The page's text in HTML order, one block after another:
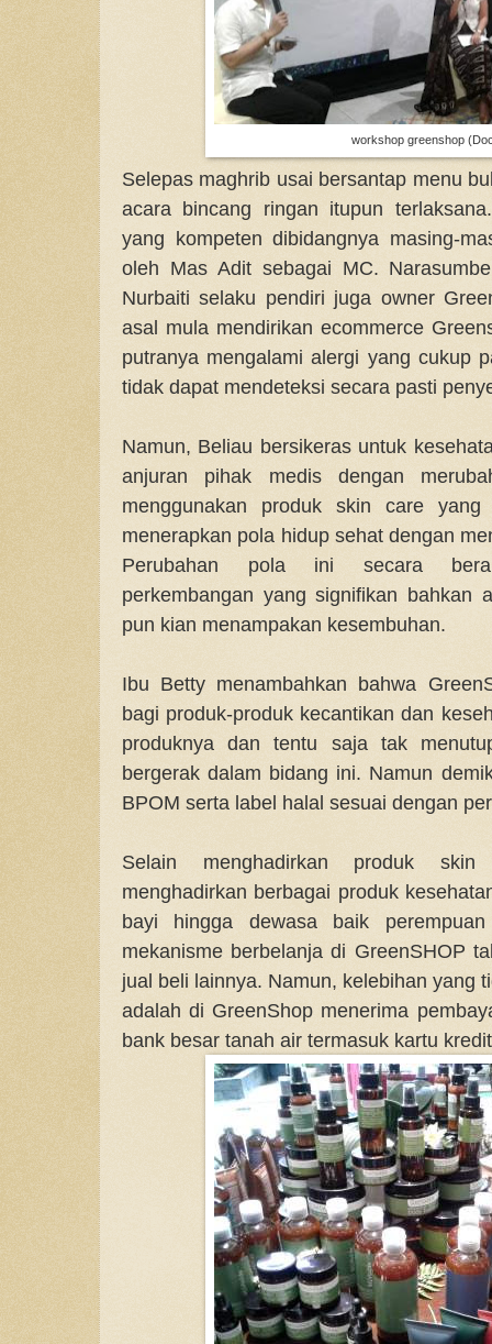
workshop greenshop
Selepas maghrib usai bersantap menu
acara bincang ringan itupun
yang kompeten dibidangnya masing-
oleh Mas Adit sebagai MC.
Nurbaiti selaku pendiri juga owner
asal mula mendirikan ecommerce
putranya mengalami alergi yang cukup
tidak dapat mendeteksi secara pasti
Namun, Beliau bersikeras untuk
anjuran pihak medis dengan
menggunakan produk skin care
menerapkan pola hidup sehat dengan
Perubahan pola ini secara
perkembangan yang signifikan bahkan
pun kian menampakan kesembuhan.
Ibu Betty menambahkan bahwa
bagi produk-produk kecantikan dan
produknya dan tentu saja tak
bergerak dalam bidang ini. Namun
BPOM serta label halal sesuai dengan
Selain menghadirkan produk
menghadirkan berbagai produk
bayi hingga dewasa baik
mekanisme berbelanja di GreenSHOP
jual beli lainnya. Namun, kelebihan yang
adalah di GreenShop menerima
bank besar tanah air termasuk kartu